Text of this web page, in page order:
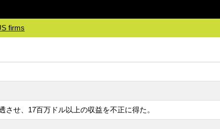
firms
せ、17百万ドル以上の収益を不正に得た。